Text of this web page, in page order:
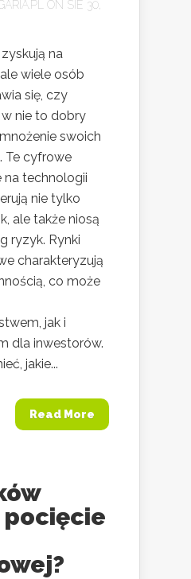
ON SIE 30,
na
wiele osób
się, czy
nie to dobry
swoich
Te cyfrowe
na technologii
nie tylko
ale także niosą
ryzyk. Rynki
charakteryzują
co może
jak i
dla inwestorów.
jakie...
Read More